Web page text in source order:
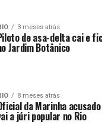
3 meses atrás
de asa-delta cai e
Jardim Botânico
8 meses atrás
da Marinha
a júri popular no Rio